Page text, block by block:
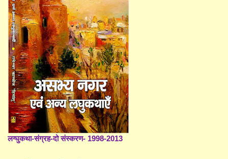
लग्घुकथा-संग्रह-दो संस्करण- 1998-2013